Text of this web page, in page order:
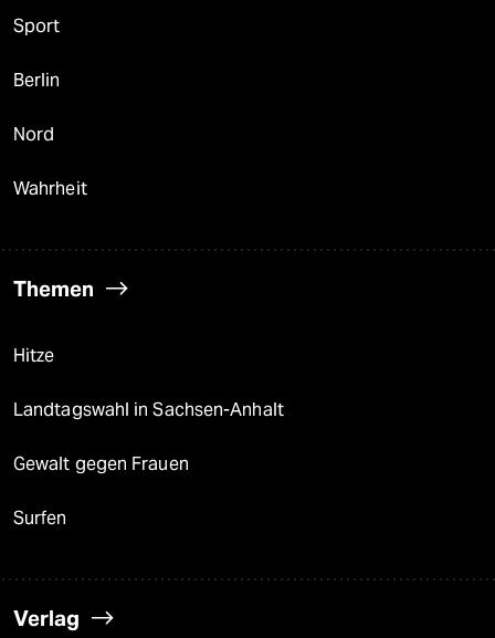
Sport
Berlin
Nord
Wahrheit
Themen
Hitze
Landtagswahl in Sachsen-Anhalt
Gewalt gegen Frauen
Surfen
Verlag